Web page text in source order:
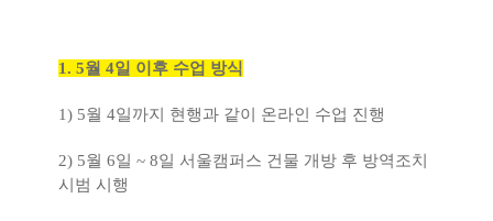
1. 5월 4일 이후 수업 방식
1) 5월 4일까지 현행과 같이 온라인 수업 진행
2) 5월 6일 ~ 8일 서울캠퍼스 건물 개방 후 방역조치
시범 시행